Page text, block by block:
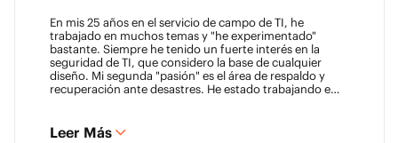
En mis 25 años en el servicio de campo de TI, he
trabajado en muchos temas y "he experimentado"
bastante. Siempre he tenido un fuerte interés en la
seguridad de TI, que considero la base de cualquier
diseño. Mi segunda "pasión" es el área de respaldo y
recuperación ante desastres. He estado trabajando en
soluciones de respaldo.
Leer Más